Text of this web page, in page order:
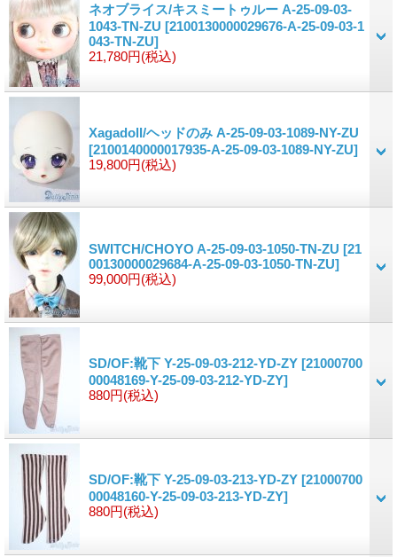
ネオブライス/キスミートゥルー A-25-09-03-
1043-TN-ZU [2100130000029676-A-25-09-03-1
043-TN-ZU]
21,780円(税込)
Xagadoll/ヘッドのみ A-25-09-03-1089-NY-ZU
[2100140000017935-A-25-09-03-1089-NY-ZU]
19,800円(税込)
SWITCH/CHOYO A-25-09-03-1050-TN-ZU [21
00130000029684-A-25-09-03-1050-TN-ZU]
99,000円(税込)
SD/OF:靴下 Y-25-09-03-212-YD-ZY [21000700
00048169-Y-25-09-03-212-YD-ZY]
880円(税込)
SD/OF:靴下 Y-25-09-03-213-YD-ZY [21000700
00048160-Y-25-09-03-213-YD-ZY]
880円(税込)